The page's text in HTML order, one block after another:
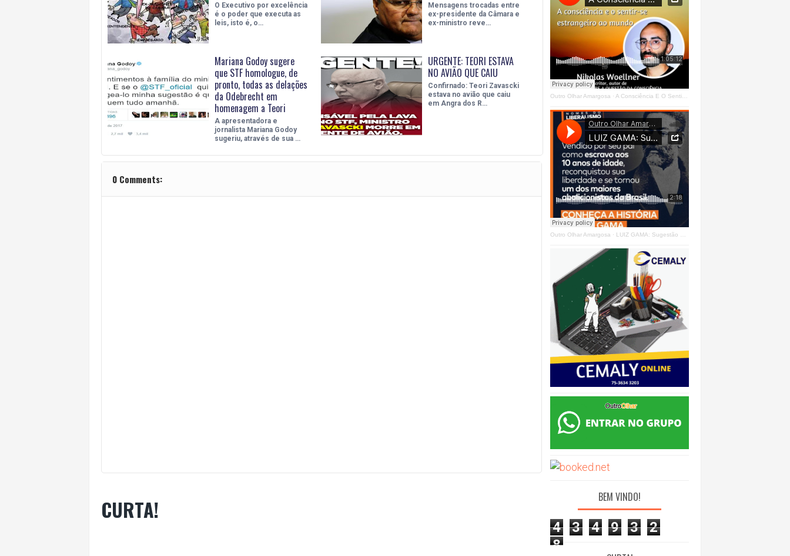
O Executivo por excelência
é o poder que executa as
leis, isto é, o…
Mensagens trocadas entre
ex-presidente da Câmara e
ex-ministro reve…
Mariana Godoy sugere
que STF homologue, de
pronto, todas as delações
da Odebrecht em
homenagem a Teori
A apresentadora e
jornalista Mariana Godoy
sugeriu, através de sua …
URGENTE: TEORI ESTAVA
NO AVIÃO QUE CAIU
Confirnado: Teori Zavascki
estava no avião que caiu
em Angra dos R…
0 Comments:
CURTA!
Outro Olhar Amargosa · A Consciência E O Sentir - Se Estrangeiro Ao Mundo
Outro Olhar Amargosa · LUIZ GAMA: Sugestão Outro Olhar
BEM VINDO!
4 3 4 9 3
2
8